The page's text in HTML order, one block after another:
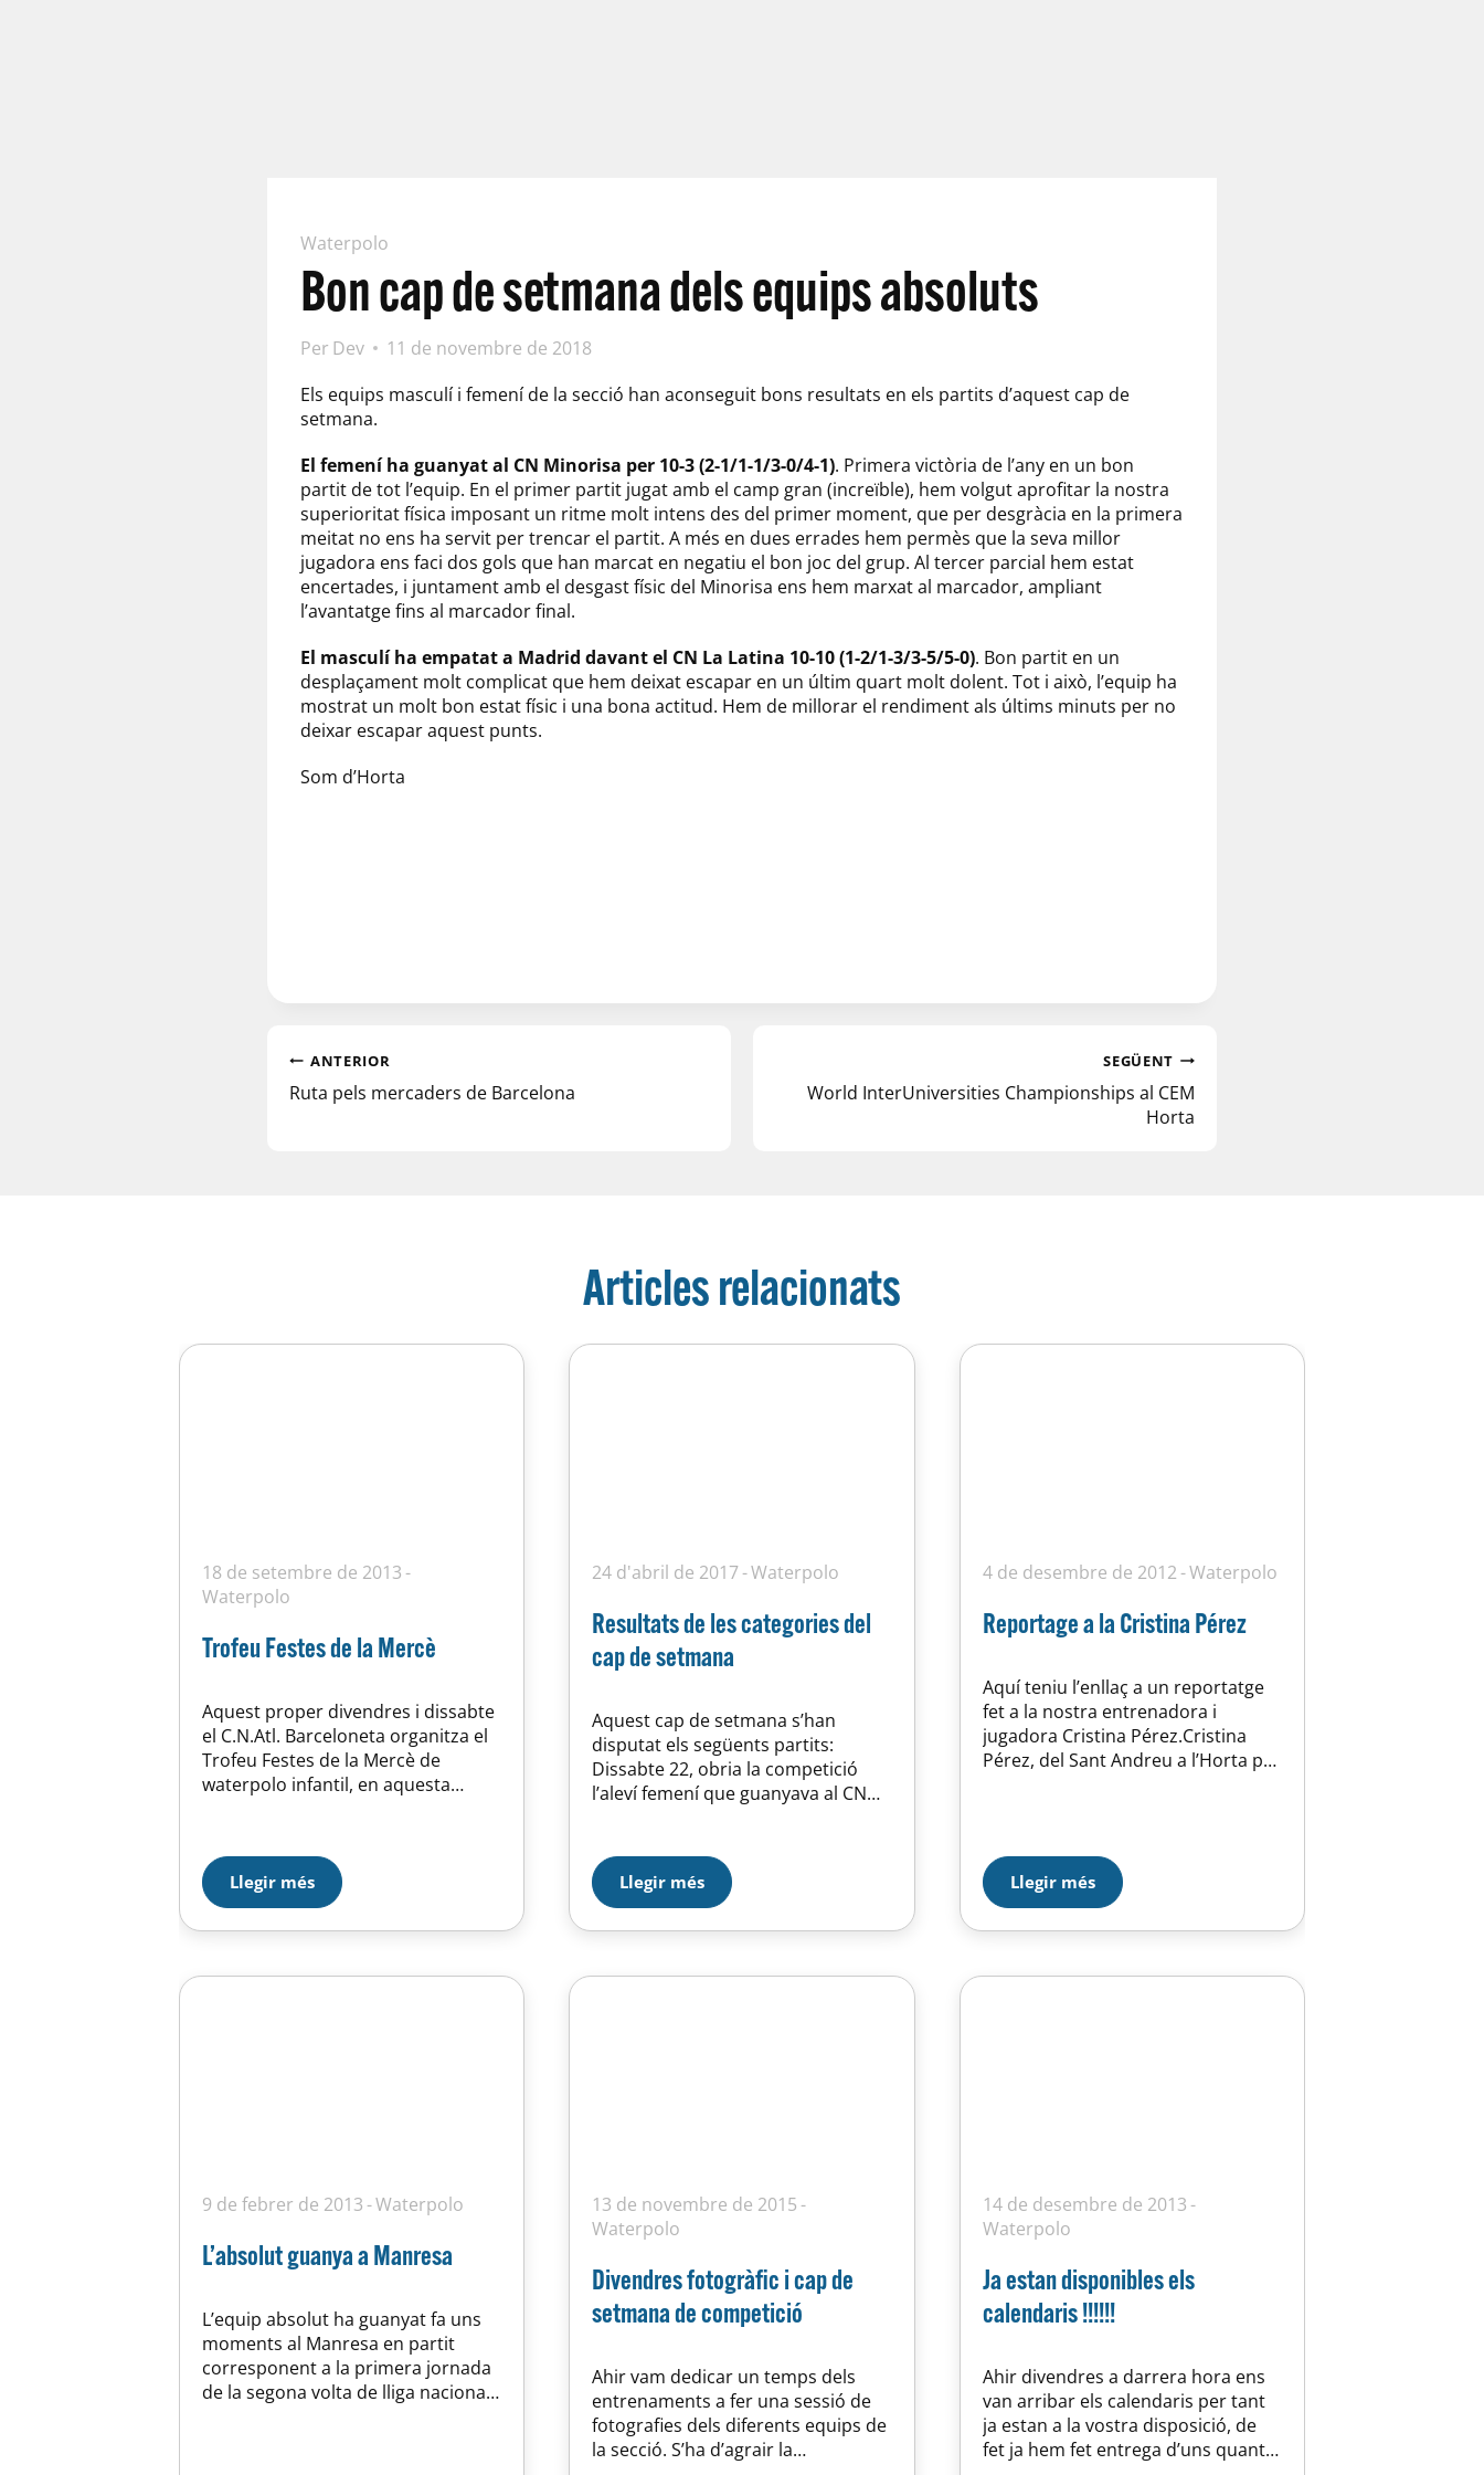
Waterpolo
Bon cap de setmana dels equips absoluts
Per Dev
11 de novembre de 2018
Els equips masculí i femení de la secció han aconseguit bons resultats en els partits d’aquest cap de
setmana.
El femení ha guanyat al CN Minorisa per 10-3 (2-1/1-1/3-0/4-1). Primera victòria de l’any en un bon
partit de tot l’equip. En el primer partit jugat amb el camp gran (increïble), hem volgut aprofitar la nostra
superioritat física imposant un ritme molt intens des del primer moment, que per desgràcia en la primera
meitat no ens ha servit per trencar el partit. A més en dues errades hem permès que la seva millor
jugadora ens faci dos gols que han marcat en negatiu el bon joc del grup. Al tercer parcial hem estat
encertades, i juntament amb el desgast físic del Minorisa ens hem marxat al marcador, ampliant
l’avantatge fins al marcador final.
El masculí ha empatat a Madrid davant el CN La Latina 10-10 (1-2/1-3/3-5/5-0). Bon partit en un
desplaçament molt complicat que hem deixat escapar en un últim quart molt dolent. Tot i això, l’equip ha
mostrat un molt bon estat físic i una bona actitud. Hem de millorar el rendiment als últims minuts per no
deixar escapar aquest punts.
Som d’Horta
ANTERIOR
Ruta pels mercaders de Barcelona
SEGÜENT
World InterUniversities Championships al CEM
Horta
Articles relacionats
18 de setembre de 2013
Waterpolo
Trofeu Festes de la Mercè
Aquest proper divendres i dissabte
el C.N.Atl. Barceloneta organitza el
Trofeu Festes de la Mercè de
waterpolo infantil, en aquesta
toc pel nostre equip infantil de
mesurar forces davant equips molt
potents, la primera semi-final la
jugaran el divendres l’equip local
Llegir més
24 d'abril de 2017 Waterpolo
Resultats de les categories del
cap de setmana
Aquest cap de setmana s’han
disputat els següents partits:
Dissabte 22, obria la competició
l’aleví femení que guanyava al CN
recuperades i van poder jugar.
Partit molt treballat en defensa,
que ens va permetre jugar amb
molta tranquil·litat. Hem de millorar
Llegir més
4 de desembre de 2012 Waterpolo
Reportage a la Cristina Pérez
Aquí teniu l’enllaç a un reportatge
fet a la nostra entrenadora i
jugadora Cristina Pérez.Cristina
Pérez, del Sant Andreu a l’Horta per
Llegir més
9 de febrer de 2013 Waterpolo
L’absolut guanya a Manresa
L’equip absolut ha guanyat fa uns
moments al Manresa en partit
corresponent a la primera jornada
de la segona volta de lliga nacional,
13 de novembre de 2015
Waterpolo
Divendres fotogràfic i cap de
setmana de competició
Ahir vam dedicar un temps dels
entrenaments a fer una sessió de
fotografies dels diferents equips de
la secció. S’ha d’agrair la
14 de desembre de 2013
Waterpolo
Ja estan disponibles els
calendaris !!!!!!
Ahir divendres a darrera hora ens
van arribar els calendaris per tant
ja estan a la vostra disposició, de
fet ja hem fet entrega d’uns quants,